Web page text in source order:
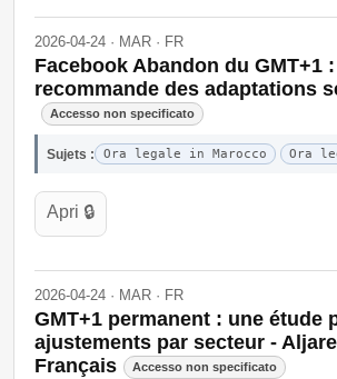
2026-04-24 · MAR · FR
Facebook Abandon du GMT+1
recommande des adaptations
Accesso non specificato
Sujets : Ora legale in Marocco Ora
Apri 🔒
2026-04-24 · MAR · FR
GMT+1 permanent : une étude
ajustements par secteur -
Français
Accesso non specificato